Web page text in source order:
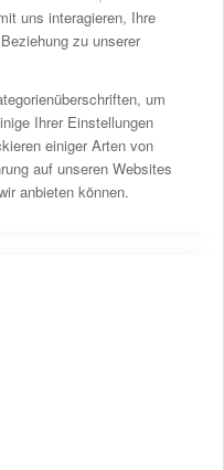
uns interagieren, Ihre
zu unserer
um
Ihrer Einstellungen
einiger Arten von
auf unseren Websites
anbieten können.